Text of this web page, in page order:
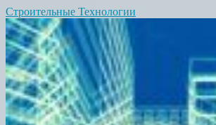
Строительные Технологии